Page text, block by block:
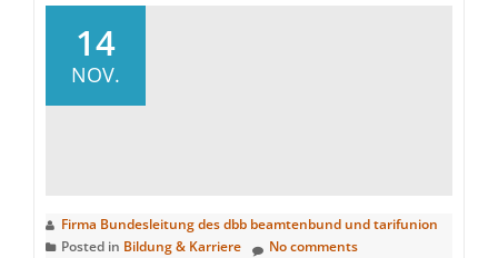
14
NOV.
Firma Bundesleitung des dbb beamtenbund und tarifunion
Posted in Bildung & Karriere No comments